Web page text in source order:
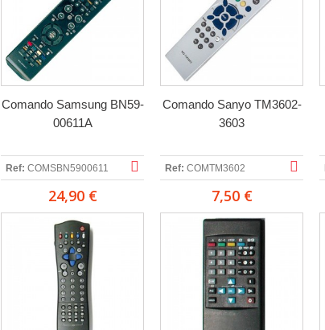
Comando Samsung BN59-
00611A
Ref: COMSBN5900611
24,90 €
Comando Sanyo TM3602-
3603
Ref: COMTM3602
7,50 €